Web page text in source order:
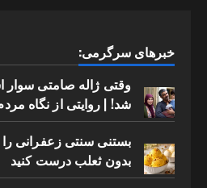
خبرهای سرگرمی:
وقتی ژاله صامتی سوار
شد! | روایتی از نگاه
بستنی سنتی زعفرانی
بدون ثعلب درست کنید